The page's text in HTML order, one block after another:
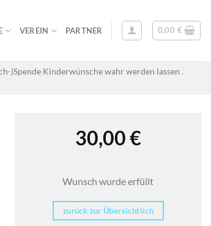
VEREIN PARTNER 0,00 €
)Spende Kinderwünsche wahr werden lassen .
30,00€
Wunsch wurde erfüllt
zurück zur Übersichtlich